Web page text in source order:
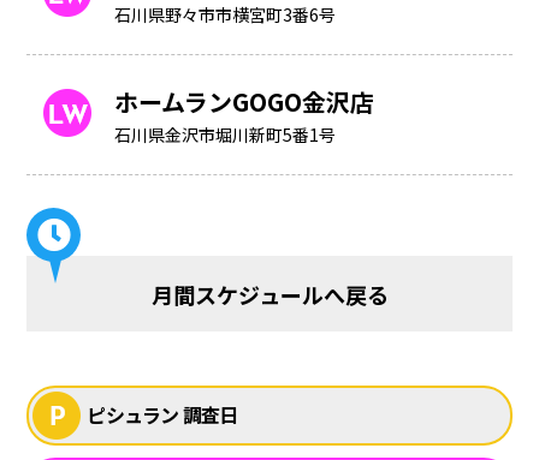
石川県野々市市横宮町3番6号
ホームランGOGO金沢店
石川県金沢市堀川新町5番1号
月間スケジュールへ戻る
ピシュラン 調査日